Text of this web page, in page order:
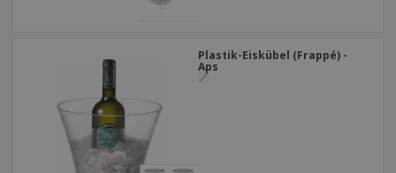
Plastik-Eiskübel (Frappé) -
Aps